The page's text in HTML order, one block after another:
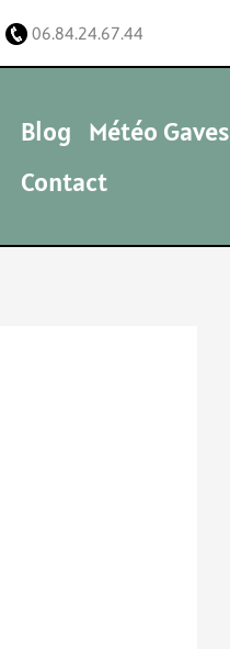
06.84.24.67.44
Blog Météo Gaves
Contact